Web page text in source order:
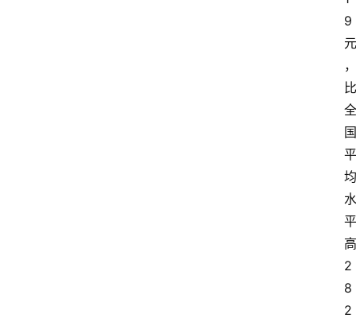
9
元
，
比
全
国
平
均
水
平
高
2
8
2